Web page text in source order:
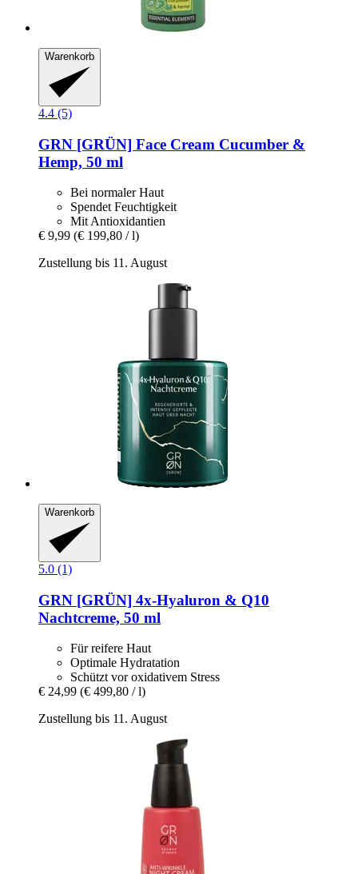
Warenkorb
4.4 (5)
GRN [GRÜN] Face Cream Cucumber &
Hemp, 50 ml
Bei normaler Haut
Spendet Feuchtigkeit
Mit Antioxidantien
€ 9,99 (€ 199,80 / l)
Zustellung bis 11. August
Warenkorb
5.0 (1)
GRN [GRÜN] 4x-​Hyaluron & Q10
Nachtcreme, 50 ml
Für reifere Haut
Optimale Hydratation
Schützt vor oxidativem Stress
€ 24,99 (€ 499,80 / l)
Zustellung bis 11. August